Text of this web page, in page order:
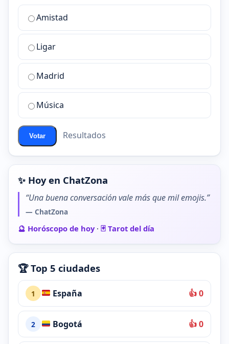
¿Cuál
la
mejor
sala
chat
ChatZona?
Amistad
Ligar
Madrid
Música
Votar Resultados
✨ Hoy en ChatZona
“Una buena conversación vale más que mil emojis.”
— ChatZona
🔮 Horóscopo de hoy· 🃏 Tarot del día
🏆 Top 5 ciudades
1 España 👍 0
2 Bogotá 👍 0